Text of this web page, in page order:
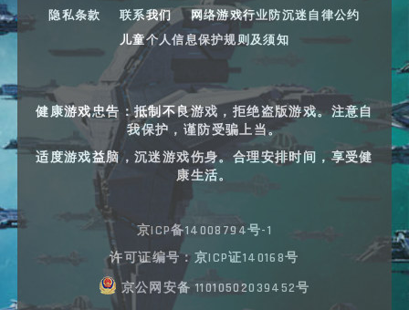
隐私条款
联系我们
网络游戏行业防沉迷自律公约
儿童个人信息保护规则及须知
健康游戏忠告：抵制不良游戏，拒绝盗版游戏。注意自
我保护，谨防受骗上当。
适度游戏益脑，沉迷游戏伤身。合理安排时间，享受健
康生活。
京ICP备14008794号-1
许可证编号：京ICP证140168号
京公网安备 11010502039452号